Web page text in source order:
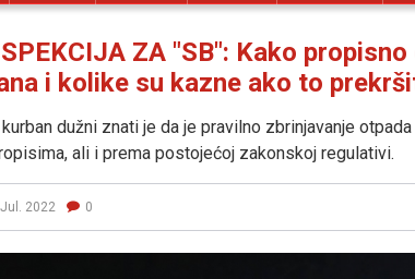
ZA "SB": Kako
i kolike su kazne ako to
dužni znati je da je pravilno zbrinjavanje
ali i prema postojećoj zakonskoj regulativi.
2022 0